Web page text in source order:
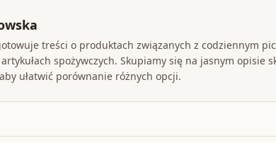
treści o produktach związanych z codziennym
spożywczych. Skupiamy się na jasnym opisie
ułatwić porównanie różnych opcji.